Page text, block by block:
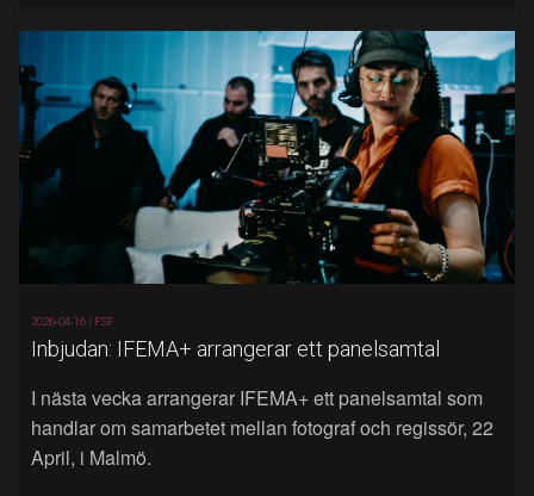
2026-04-16 | FSF
Inbjudan: IFEMA+ arrangerar ett panelsamtal
I nästa vecka arrangerar IFEMA+ ett panelsamtal som
handlar om samarbetet mellan fotograf och regissör, 22
April, i Malmö.